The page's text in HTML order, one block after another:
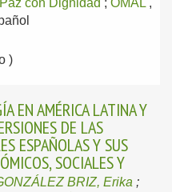
Paz con Dignidad ; OMAL ,
)
EN AMÉRICA LATINA Y
DE LAS
ESPAÑOLAS Y SUS
SOCIALES Y
BRIZ, Erika ;